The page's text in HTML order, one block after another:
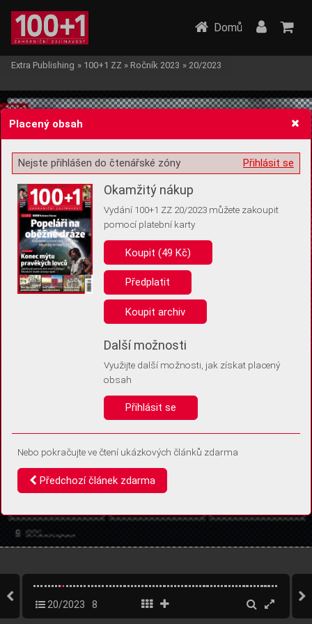
Žádost o souhlas s ukládáním volitelných informací
Pro základní fungování webu nepotřebujeme ukládat žádné informace
(tzv. cookies apod.). Rádi bychom vás ale požádali o souhlas s
uložením volitelných informací:
Anonymní unikátní ID
Díky němu příště poznáme, že se jedná o stejné zařízení, a
Identifikátor je zcela anonymní.
Vaše souhlasy a odmítnutí si ukládáme do vašeho zařízení, abychom se
vás už příště znovu neptali. Můžete je kdykoli později upravit ve Správě
Domů
Extra Publishing » 100+1 ZZ » Ročník 2023 » 20/2023
20/2023 8
Placený obsah
Přihlásit se
Nejste přihlášen do čtenářské zóny
Okamžitý nákup
Vydání 100+1 ZZ 20/2023 můžete zakoupit
pomocí platební karty
Koupit (49 Kč)
Předplatit
Koupit archiv
Další možnosti
Využijte další možnosti, jak získat placený
obsah
Přihlásit se
Nebo pokračujte ve čtení ukázkových článků zdarma
Předchozí článek zdarma